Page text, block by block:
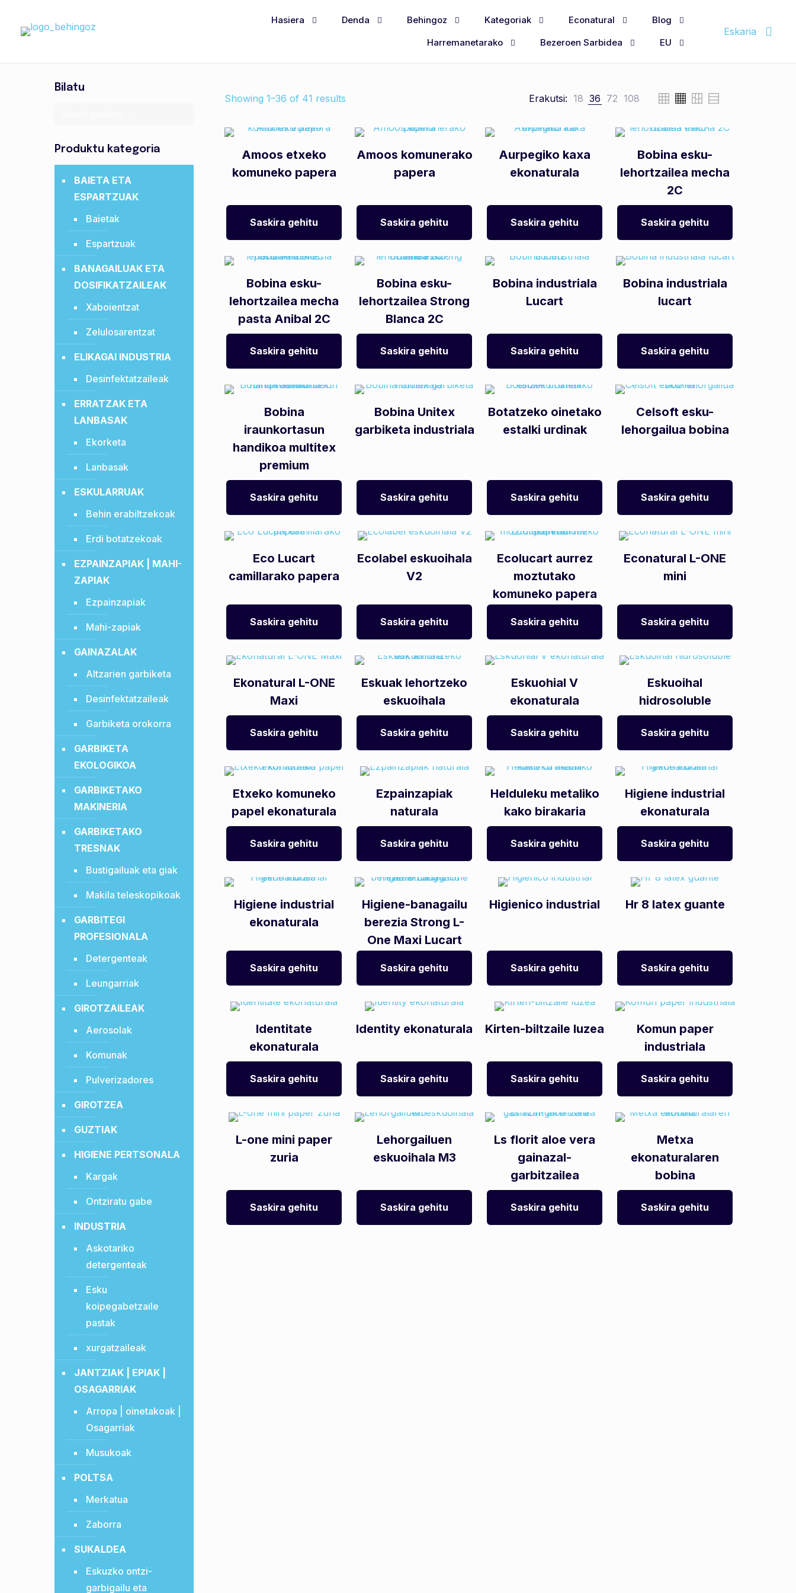
Hasiera Denda Behingoz Kategoriak Econatural
Blog
Harremanetarako
Bezeroen Sarbidea EU
Eskaria
Showing 1–36 of 41 results Erakutsi: 18 36 72 108
Amoos etxeko
komuneko papera
Saskira gehitu
Amoos komunerako
papera
Saskira gehitu
Aurpegiko kaxa
ekonaturala
Saskira gehitu
Bobina esku-
lehortzailea mecha
2C
Saskira gehitu
Bobina esku-
lehortzailea mecha
pasta Anibal 2C
Saskira gehitu
Bobina esku-
lehortzailea Strong
Blanca 2C
Saskira gehitu
Bobina industriala
Lucart
Saskira gehitu
Bobina industriala
lucart
Saskira gehitu
Bobina
iraunkortasun
handikoa multitex
premium
Saskira gehitu
Bobina Unitex
garbiketa industriala
Saskira gehitu
Botatzeko oinetako
estalki urdinak
Saskira gehitu
Celsoft esku-
lehorgailua bobina
Saskira gehitu
Eco Lucart
camillarako papera
Saskira gehitu
Ecolabel eskuoihala
V2
Saskira gehitu
Ecolucart aurrez
moztutako
komuneko papera
Saskira gehitu
Econatural L-ONE
mini
Saskira gehitu
Ekonatural L-ONE
Maxi
Saskira gehitu
Eskuak lehortzeko
eskuoihala
Saskira gehitu
Eskuohial V
ekonaturala
Saskira gehitu
Eskuoihal
hidrosoluble
Saskira gehitu
Etxeko komuneko
papel ekonaturala
Saskira gehitu
Ezpainzapiak
naturala
Saskira gehitu
Helduleku metaliko
kako birakaria
Saskira gehitu
Higiene industrial
ekonaturala
Saskira gehitu
Higiene industrial
ekonaturala
Saskira gehitu
Higiene-banagailu
berezia Strong L-
One Maxi Lucart
Saskira gehitu
Higienico industrial
Saskira gehitu
Hr 8 latex guante
Saskira gehitu
Identitate
ekonaturala
Saskira gehitu
Identity ekonaturala
Saskira gehitu
Kirten-biltzaile luzea
Saskira gehitu
Komun paper
industriala
Saskira gehitu
L-one mini paper
zuria
Saskira gehitu
Lehorgailuen
eskuoihala M3
Saskira gehitu
Ls florit aloe vera
gainazal-
garbitzailea
Saskira gehitu
Metxa
ekonaturalaren
bobina
Saskira gehitu
Bilatu
Produktu kategoria
BAIETA ETA
ESPARTZUAK
Baietak
Espartzuak
BANAGAILUAK ETA
DOSIFIKATZAILEAK
Xaboientzat
Zelulosarentzat
ELIKAGAI INDUSTRIA
Desinfektatzaileak
ERRATZAK ETA
LANBASAK
Ekorketa
Lanbasak
ESKULARRUAK
Behin erabiltzekoak
Erdi botatzekoak
EZPAINZAPIAK | MAHI-
ZAPIAK
Ezpainzapiak
Mahi-zapiak
GAINAZALAK
Altzarien garbiketa
Desinfektatzaileak
Garbiketa orokorra
GARBIKETA
EKOLOGIKOA
GARBIKETAKO
MAKINERIA
GARBIKETAKO
TRESNAK
Bustigailuak eta giak
Makila teleskopikoak
GARBITEGI
PROFESIONALA
Detergenteak
Leungarriak
GIROTZAILEAK
Aerosolak
Komunak
Pulverizadores
GIROTZEA
GUZTIAK
HIGIENE PERTSONALA
Kargak
Ontziratu gabe
INDUSTRIA
Askotariko
detergenteak
Esku
koipegabetzaile
pastak
xurgatzaileak
JANTZIAK | EPIAK |
OSAGARRIAK
Arropa | oinetakoak |
Osagarriak
Musukoak
POLTSA
Merkatua
Zaborra
SUKALDEA
Eskuzko ontzi-
garbigailu eta